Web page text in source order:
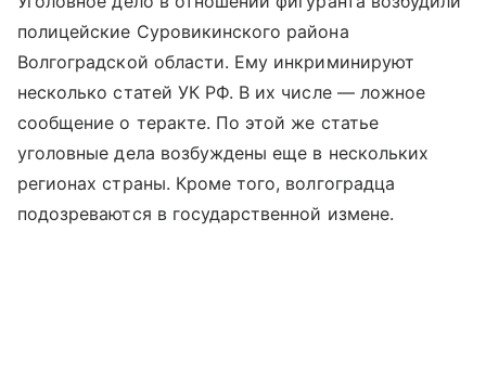
полицейские Суровикинского района
Волгоградской области. Ему инкриминируют
несколько статей УК РФ. В их числе — ложное
сообщение о теракте. По этой же статье
уголовные дела возбуждены еще в нескольких
регионах страны. Кроме того, волгоградца
подозреваются в государственной измене.